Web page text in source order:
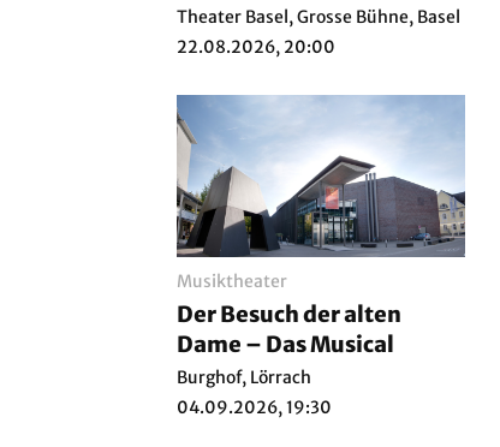
Theater Basel, Grosse Bühne, Basel
22.08.2026, 20:00
Musiktheater
Der Besuch der alten
Dame – Das Musical
Burghof, Lörrach
04.09.2026, 19:30